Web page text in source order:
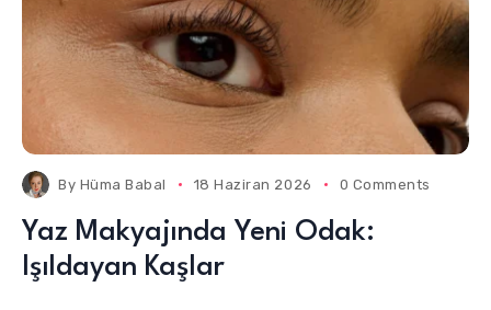
By Hüma Babal 18 Haziran 2026 0 Comments
Yaz Makyajında Yeni Odak:
Işıldayan Kaşlar